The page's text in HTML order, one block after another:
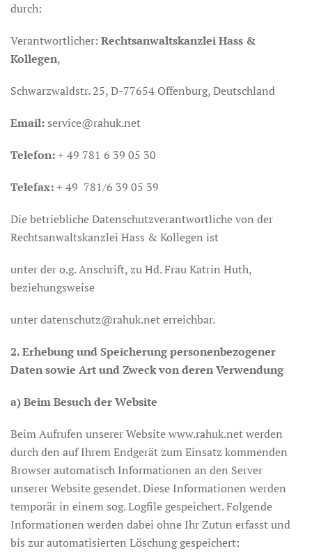
durch:
Verantwortlicher: Rechtsanwaltskanzlei Hass &
Kollegen,
Schwarzwaldstr. 25, D-77654 Offenburg, Deutschland
Email: service@rahuk.net
Telefon:+ 49 781 6 39 05 30
Telefax:+ 49 781/6 39 05 39
Die betriebliche Datenschutzverantwortliche von der
Rechtsanwaltskanzlei Hass & Kollegen ist
unter der o.g. Anschrift, zu Hd. Frau Katrin Huth,
beziehungsweise
unter datenschutz@rahuk.net erreichbar.
2. Erhebung und Speicherung personenbezogener
Daten sowie Art und Zweck von deren Verwendung
a) Beim Besuch der Website
Beim Aufrufen unserer Website www.rahuk.net werden
durch den auf Ihrem Endgerät zum Einsatz kommenden
Browser automatisch Informationen an den Server
unserer Website gesendet. Diese Informationen werden
temporär in einem sog. Logfile gespeichert. Folgende
Informationen werden dabei ohne Ihr Zutun erfasst und
bis zur automatisierten Löschung gespeichert: